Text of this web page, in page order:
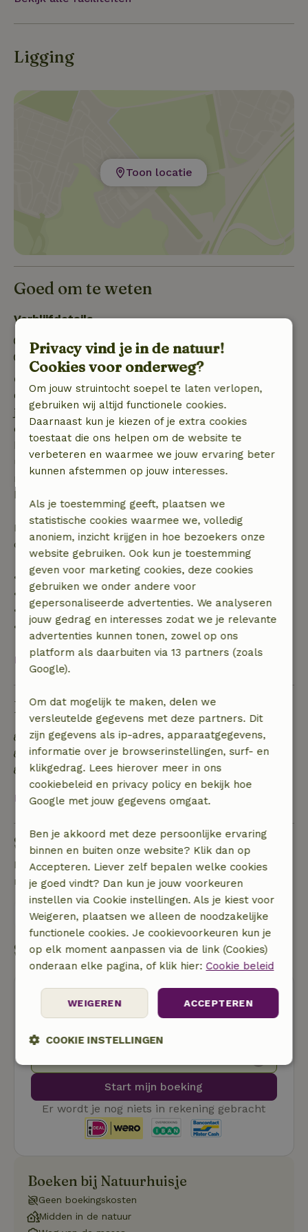
dag ontspannen kunt afsluiten.
Ligging
Toon locatie
Goed om te weten
Verblijfdetails
Inchecken: 15:00- 22:00
Uitchecken: 07:00- 11:00
Gratis annuleren binnen 7 dagen
Gratis annuleren binnen 7 dagen na bevestiging van
je boeking, bij een boekingsaanvraag meer dan 28
dagen voor aanvang. Bij een boeking met aanvang
binnen 28 dagen geldt gratis annuleren binnen 24
uur. Bij annulering binnen gestelde periode heb je
recht op volledige terugbetaling van het
boekingsbedrag.
Daarna krijg je een deel van de reissom en 100% van
de borg terugbetaald:
• tot 42 dagen voor aankomst: 70% terugbetaald
• 42–28 dagen voor aankomst: 40% terugbetaald
• 28 dagen tot de aankomstdag: 10% terugbetaald
• op de aankomstdag of later: geen terugbetaling
Bekijk alles
Duurzaamheid
Energie label: A
Gebouwd met natuurlijke bouwmaterialen
Voedselverspilling is geminimaliseerd
Bekijk alles
Stel een vraag
Neem contact op met de verhuurder van het
natuurhuisje
Stuur een bericht
Start mijn boeking
Start mijn boeking
Er wordt je nog niets in rekening gebracht
Boeken bij Natuurhuisje
Geen boekingskosten
Midden in de natuur
Privacy vind je in de natuur!
Cookies voor onderweg?
Om jouw struintocht soepel te laten verlopen,
gebruiken wij altijd functionele cookies.
Daarnaast kun je kiezen of je extra cookies
toestaat die ons helpen om de website te
verbeteren en waarmee we jouw ervaring beter
kunnen afstemmen op jouw interesses.
Als je toestemming geeft, plaatsen we
statistische cookies waarmee we, volledig
anoniem, inzicht krijgen in hoe bezoekers onze
website gebruiken. Ook kun je toestemming
geven voor marketing cookies, deze cookies
gebruiken we onder andere voor
gepersonaliseerde advertenties. We analyseren
jouw gedrag en interesses zodat we je relevante
advertenties kunnen tonen, zowel op ons
platform als daarbuiten via 13 partners (zoals
Google).
Om dat mogelijk te maken, delen we
versleutelde gegevens met deze partners. Dit
zijn gegevens als ip-adres, apparaatgegevens,
informatie over je browserinstellingen, surf- en
klikgedrag. Lees hierover meer in ons
cookiebeleid en privacy policy en bekijk hoe
Google met jouw gegevens omgaat.
Ben je akkoord met deze persoonlijke ervaring
binnen en buiten onze website? Klik dan op
Accepteren. Liever zelf bepalen welke cookies
je goed vindt? Dan kun je jouw voorkeuren
instellen via Cookie instellingen. Als je kiest voor
Weigeren, plaatsen we alleen de noodzakelijke
functionele cookies. Je cookievoorkeuren kun je
op elk moment aanpassen via de link (Cookies)
onderaan elke pagina, of klik hier: Cookie beleid
ACCEPTEREN
WEIGEREN
COOKIE INSTELLINGEN
Strikt
Prestatie Targeting
Functioneel Niet-geclassificeerd